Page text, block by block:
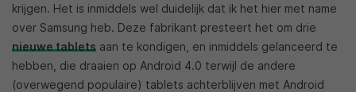
krijgen. Het is inmiddels wel duidelijk dat ik het hier met name
over Samsung heb. Deze fabrikant presteert het om drie
nieuwe tablets aan te kondigen, en inmiddels gelanceerd te
hebben, die draaien op Android 4.0 terwijl de andere
(overwegend populaire) tablets achterblijven met Android